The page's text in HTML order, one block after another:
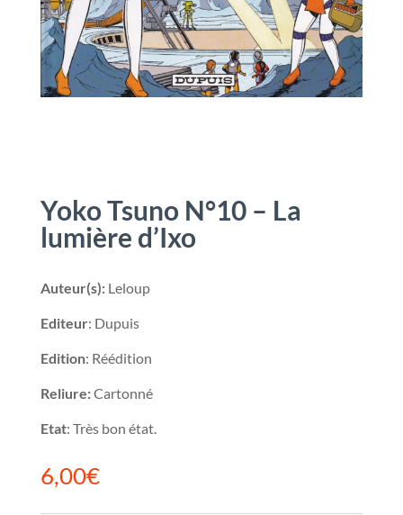
Yoko Tsuno N°10 – La
lumière d’Ixo
Auteur(s):Leloup
Editeur: Dupuis
Edition: Réédition
Reliure:Cartonné
Etat: Très bon état.
6,00€